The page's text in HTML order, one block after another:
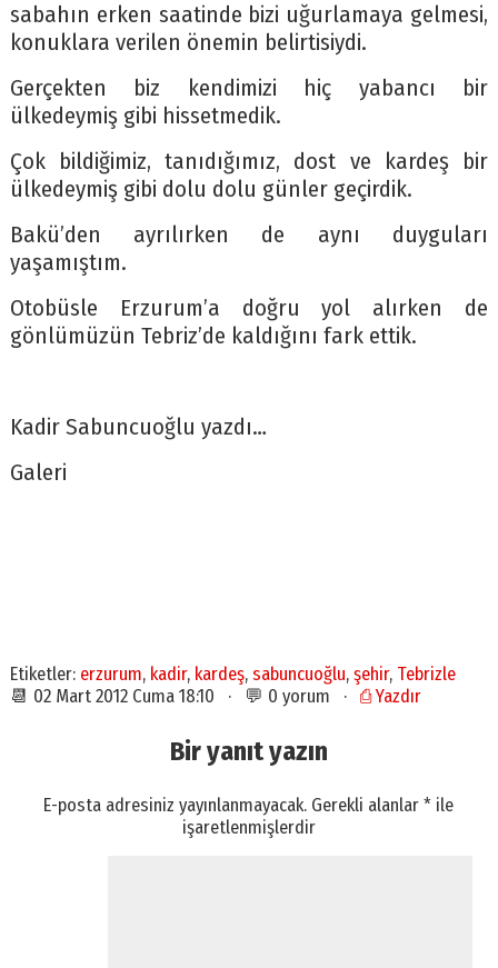
sabahın erken saatinde bizi uğurlamaya gelmesi,
konuklara verilen önemin belirtisiydi.
Gerçekten biz kendimizi hiç yabancı bir
ülkedeymiş gibi hissetmedik.
Çok bildiğimiz, tanıdığımız, dost ve kardeş bir
ülkedeymiş gibi dolu dolu günler geçirdik.
Bakü’den ayrılırken de aynı duyguları
yaşamıştım.
Otobüsle Erzurum’a doğru yol alırken de
gönlümüzün Tebriz’de kaldığını fark ettik.
Kadir Sabuncuoğlu yazdı…
Galeri
Etiketler: erzurum, kadir, kardeş, sabuncuoğlu, şehir, Tebrizle
📆 02 Mart 2012 Cuma 18:10 · 💬 0 yorum · ⎙ Yazdır
Bir yanıt yazın
E-posta adresiniz yayınlanmayacak. Gerekli alanlar* ile
işaretlenmişlerdir